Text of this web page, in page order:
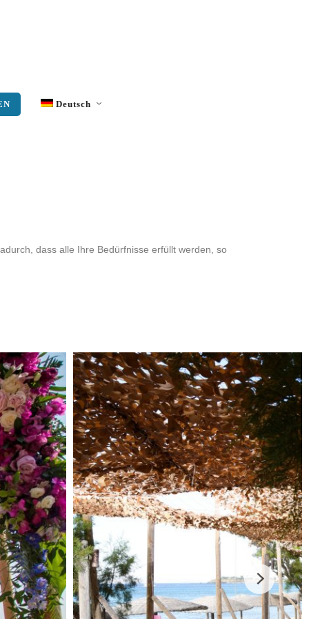
Deutsch
dass alle Ihre Bedürfnisse erfüllt werden, so